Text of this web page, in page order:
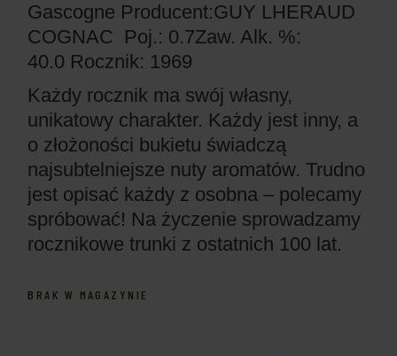
Gascogne Producent:GUY LHERAUD
COGNAC Poj.: 0.7Zaw. Alk. %:
40.0 Rocznik: 1969
Każdy rocznik ma swój własny,
unikatowy charakter. Każdy jest inny, a
o złożoności bukietu świadczą
najsubtelniejsze nuty aromatów. Trudno
jest opisać każdy z osobna – polecamy
spróbować! Na życzenie sprowadzamy
rocznikowe trunki z ostatnich 100 lat.
BRAK W MAGAZYNIE